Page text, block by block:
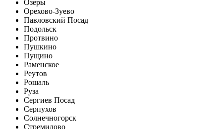
Озеры
Орехово-Зуево
Павловский Посад
Подольск
Протвино
Пушкино
Пущино
Раменское
Реутов
Рошаль
Руза
Сергиев Посад
Серпухов
Солнечногорск
Стремилово